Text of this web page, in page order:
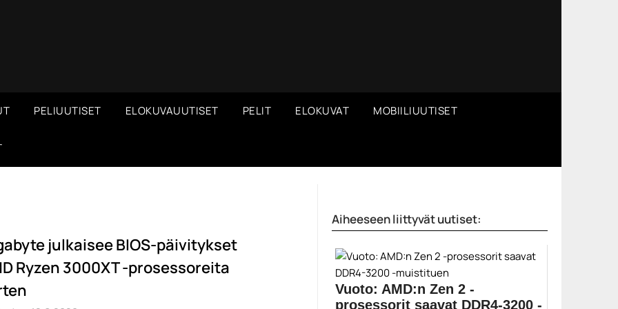
PELIUUTISET ELOKUVAUUTISET PELIT ELOKUVAT MOBIILIUUTISET
julkaisee BIOS-päivitykset
Ryzen 3000XT -prosessoreita
Aiheeseen liittyvät uutiset:
Vuoto: AMD:n Zen 2 -
prosessorit saavat DDR4-3200 -